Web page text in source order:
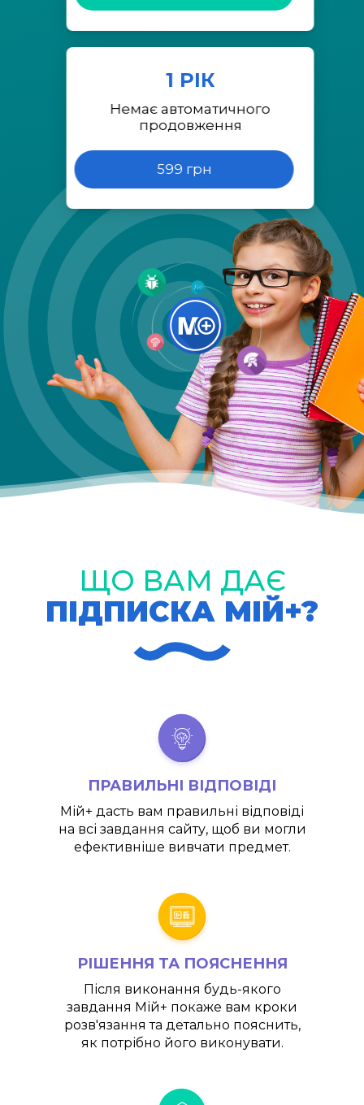
1 РІК
Немає автоматичного
продовження
599 грн
ЩО ВАМ ДАЄ
ПІДПИСКА МІЙ+?
ПРАВИЛЬНІ ВІДПОВІДІ
Мій+ дасть вам правильні відповіді
на всі завдання сайту, щоб ви могли
ефективніше вивчати предмет.
РІШЕННЯ ТА ПОЯСНЕННЯ
Після виконання будь-якого
завдання Мій+ покаже вам кроки
розв'язання та детально пояснить,
як потрібно його виконувати.